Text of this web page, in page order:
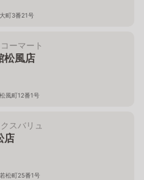
町3番21号
ーマート
松風店
風町12番1号
スバリュ
店
松町25番1号